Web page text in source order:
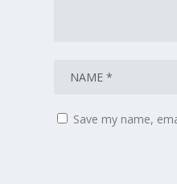
Save my name,